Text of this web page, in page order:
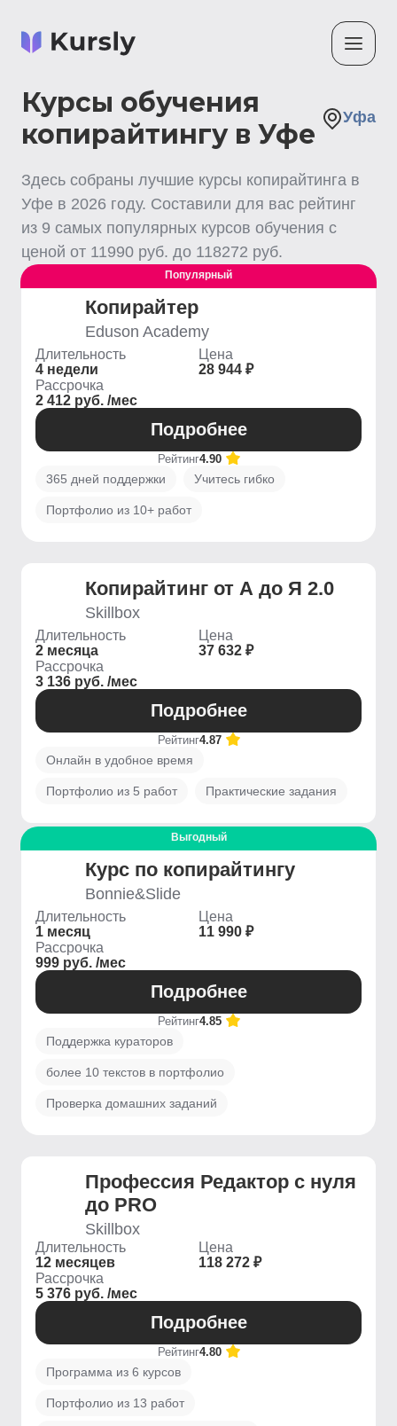
Курсы обучения
копирайтингу в Уфе
Уфа
Здесь собраны лучшие курсы копирайтинга в
Уфе в 2026 году. Составили для вас рейтинг
из 9 самых популярных курсов обучения с
ценой от 11990 руб. до 118272 руб.
Популярный
Копирайтер
Eduson Academy
Длительность
4 недели
Цена
28 944 ₽
Рассрочка
2 412 руб. /мес
Подробнее
Рейтинг4.90
365 дней поддержки Учитесь гибко
Портфолио из 10+ работ
Копирайтинг от А до Я 2.0
Skillbox
Длительность
2 месяца
Цена
37 632 ₽
Рассрочка
3 136 руб. /мес
Подробнее
Рейтинг4.87
Онлайн в удобное время
Портфолио из 5 работ Практические задания
Выгодный
Курс по копирайтингу
Bonnie&Slide
Длительность
1 месяц
Цена
11 990 ₽
Рассрочка
999 руб. /мес
Подробнее
Рейтинг4.85
Поддержка кураторов
более 10 текстов в портфолио
Проверка домашних заданий
Профессия Редактор с нуля
до PRO
Skillbox
Длительность
12 месяцев
Цена
118 272 ₽
Рассрочка
5 376 руб. /мес
Подробнее
Рейтинг4.80
Программа из 6 курсов
Портфолио из 13 работ